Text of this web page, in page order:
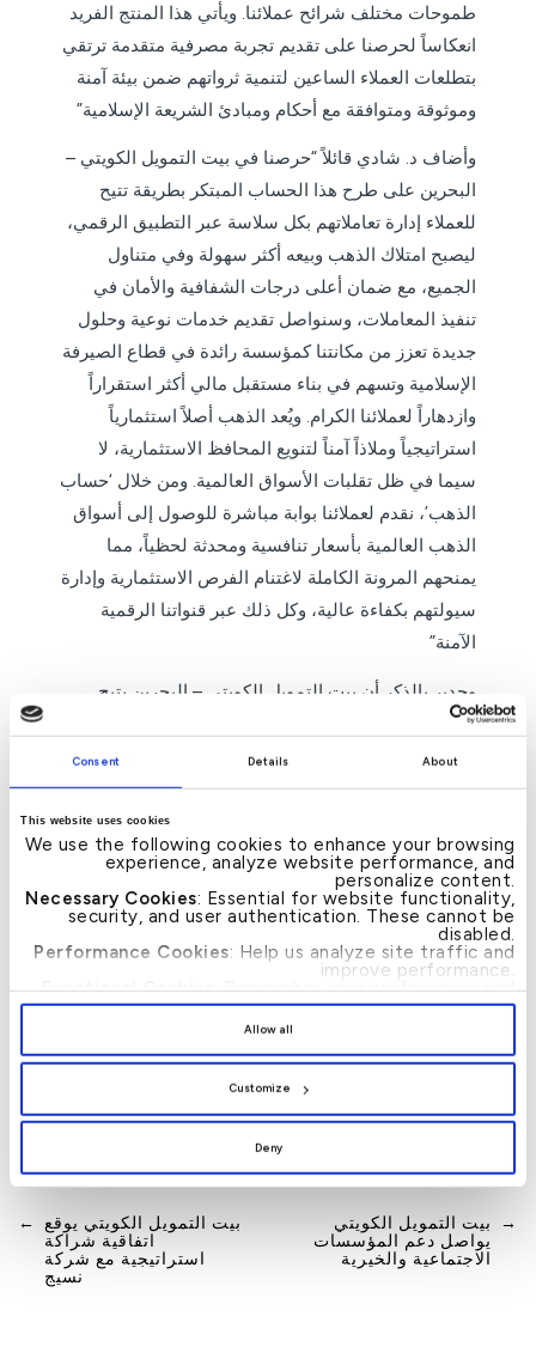
Consent Details About
This website uses cookies
We use the following cookies to enhance your browsing
experience, analyze website performance, and
personalize content.
Necessary Cookies: Essential for website functionality,
security, and user authentication. These cannot be
disabled.
Performance Cookies: Help us analyze site traffic and
improve performance.
Functional Cookies: Remember your preferences and
enhance user experience.
, you provide explicit consent to
preferences by clicking[Customize].
Allow all
Customize
Deny
طموحات مختلف شرائح عملائنا. ويأتي هذا المنتج الفريد
انعكاساً لحرصنا على تقديم تجربة مصرفية متقدمة ترتقي
بتطلعات العملاء الساعين لتنمية ثرواتهم ضمن بيئة آمنة
وموثوقة ومتوافقة مع أحكام ومبادئ الشريعة الإسلامية”
وأضاف د. شادي قائلاً “حرصنا في بيت التمويل الكويتي –
البحرين على طرح هذا الحساب المبتكر بطريقة تتيح
للعملاء إدارة تعاملاتهم بكل سلاسة عبر التطبيق الرقمي،
ليصبح امتلاك الذهب وبيعه أكثر سهولة وفي متناول
الجميع، مع ضمان أعلى درجات الشفافية والأمان في
تنفيذ المعاملات، وسنواصل تقديم خدمات نوعية وحلول
جديدة تعزز من مكانتنا كمؤسسة رائدة في قطاع الصيرفة
الإسلامية وتسهم في بناء مستقبل مالي أكثر استقراراً
وازدهاراً لعملائنا الكرام. ويُعد الذهب أصلاً استثمارياً
استراتيجياً وملاذاً آمناً لتنويع المحافظ الاستثمارية، لا
سيما في ظل تقلبات الأسواق العالمية. ومن خلال ‘حساب
الذهب’، نقدم لعملائنا بوابة مباشرة للوصول إلى أسواق
الذهب العالمية بأسعار تنافسية ومحدثة لحظياً، مما
يمنحهم المرونة الكاملة لاغتنام الفرص الاستثمارية وإدارة
سيولتهم بكفاءة عالية، وكل ذلك عبر قنواتنا الرقمية
الآمنة”
وجدير بالذكر أن بيت التمويل الكويتي – البحرين يتيح
للعملاء إمكانية فتح “حساب الذهب” عبر تطبيق البنك في
خطوات سهلة وسريعة دون الحاجة لزيارة الفروع، مع
إمكانية شراء وبيع وإدارة الذهب بشكل فوري، والاستفادة
من أسعار تنافسية وخدمة متوافقة بالكامل مع أحكام
ومبادئ الشريعة الإسلامية. وتأتي هذه الخدمة لتعزز توجه
البنك نحو الرقمنة وتقديم خدمات مالية متطورة تلائم
احتياجات الجيل الجديد من المستثمرين والمهتمين بتنويع
محافظهم المالية.
— انتهى —
Post
navigation
← بيت التمويل الكويتي يوقع
اتفاقية شراكة
استراتيجية مع شركة
نسيج
بيت التمويل الكويتي
يواصل دعم المؤسسات
الاجتماعية والخيرية
→